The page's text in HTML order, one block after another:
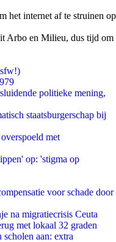
het internet af te struinen op
Arbo en Milieu, dus tijd om
politieke mening,
staatsburgerschap bij
met
op: 'stigma op
voor schade door
na migratiecrisis Ceuta
met lokaal 32 graden
aan: extra